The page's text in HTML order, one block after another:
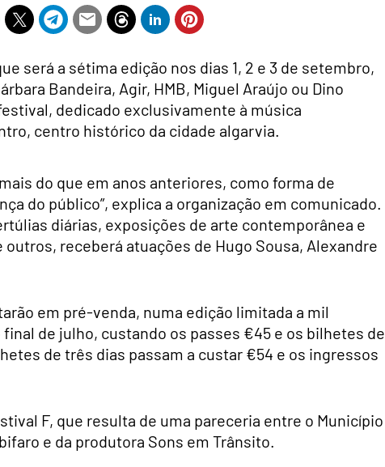
será a sétima edição nos dias 1, 2 e 3 de setembro,
Bandeira, Agir, HMB, Miguel Araújo ou Dino
dedicado exclusivamente à música
centro histórico da cidade algarvia.
do que em anos anteriores, como forma de
do público”, explica a organização em comunicado.
diárias, exposições de arte contemporânea e
receberá atuações de Hugo Sousa, Alexandre
em pré-venda, numa edição limitada a mil
de julho, custando os passes €45 e os bilhetes de
de três dias passam a custar €54 e os ingressos
F, que resulta de uma pareceria entre o Município
e da produtora Sons em Trânsito.